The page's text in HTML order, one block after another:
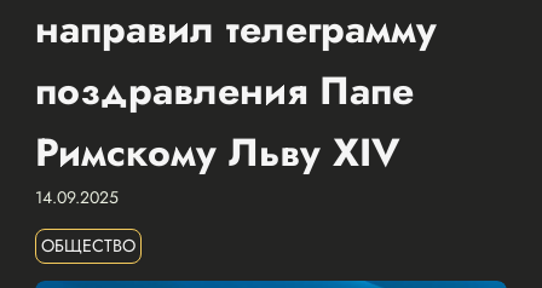
направил телеграмму
поздравления Папе
Римскому Льву XIV
14.09.2025
ОБЩЕСТВО